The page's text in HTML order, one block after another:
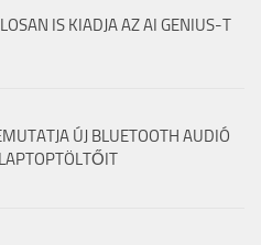
IS KIADJA AZ AI GENIUS-T
ÚJ BLUETOOTH AUDIÓ